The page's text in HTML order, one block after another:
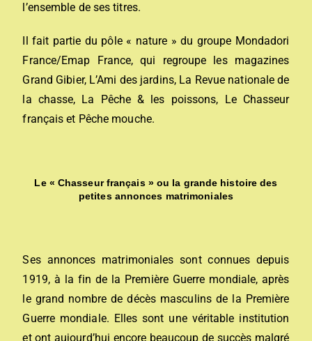
l’ensemble de ses titres.
Il fait partie du pôle « nature » du groupe Mondadori
France/Emap France, qui regroupe les magazines
Grand Gibier, L’Ami des jardins, La Revue nationale de
la chasse, La Pêche & les poissons, Le Chasseur
français et Pêche mouche.
Le « Chasseur français » ou la grande histoire des
petites annonces matrimoniales
Ses annonces matrimoniales sont connues depuis
1919, à la fin de la Première Guerre mondiale, après
le grand nombre de décès masculins de la Première
Guerre mondiale. Elles sont une véritable institution
et ont aujourd’hui encore beaucoup de succès malgré